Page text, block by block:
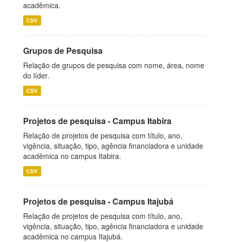
acadêmica.
CSV
Grupos de Pesquisa
Relação de grupos de pesquisa com nome, área, nome
do líder.
CSV
Projetos de pesquisa - Campus Itabira
Relação de projetos de pesquisa com título, ano,
vigência, situação, tipo, agência financiadora e unidade
acadêmica no campus Itabira.
CSV
Projetos de pesquisa - Campus Itajubá
Relação de projetos de pesquisa com título, ano,
vigência, situação, tipo, agência financiadora e unidade
acadêmica no campus Itajubá.